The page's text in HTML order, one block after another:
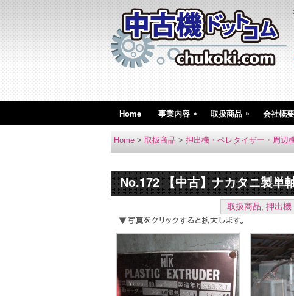
Home 事業内容 » 取扱商品 » 会社概要
Home > 取扱商品 > 押出機・ペレタイザー・周辺
No.172 【中古】ナカタニ製単
取扱商品,押出機